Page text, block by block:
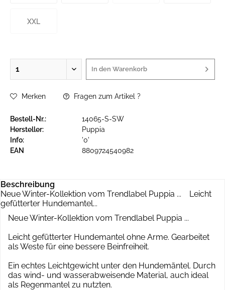
XXL
In den Warenkorb
Merken Fragen zum Artikel ?
Bestell-Nr.:
14065-S-SW
Hersteller:
Puppia
Info:
'0'
EAN
8809724540982
Beschreibung
Neue Winter-Kollektion vom Trendlabel Puppia ... Leicht
gefütterter Hundemantel...
Neue Winter-Kollektion vom Trendlabel Puppia ...
Leicht gefütterter Hundemantel ohne Arme. Gearbeitet
als Weste für eine bessere Beinfreiheit.
Ein echtes Leichtgewicht unter den Hundemäntel. Durch
das wind- und wasserabweisende Material, auch ideal
als Regenmantel zu nutzten.